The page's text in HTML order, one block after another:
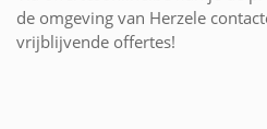
de omgeving van Herzele
vrijblijvende offertes!